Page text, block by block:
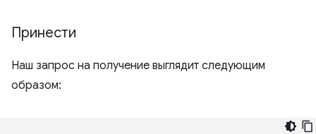
Принести
Наш запрос на получение выглядит следующим
образом: